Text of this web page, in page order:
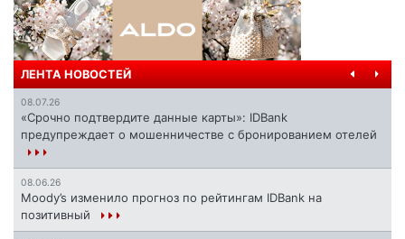
ЛЕНТА НОВОСТЕЙ
08.07.26
«Срочно подтвердите данные карты»: IDBank
предупреждает о мошенничестве с бронированием отелей
08.06.26
Moody’s изменило прогноз по рейтингам IDBank на
позитивный